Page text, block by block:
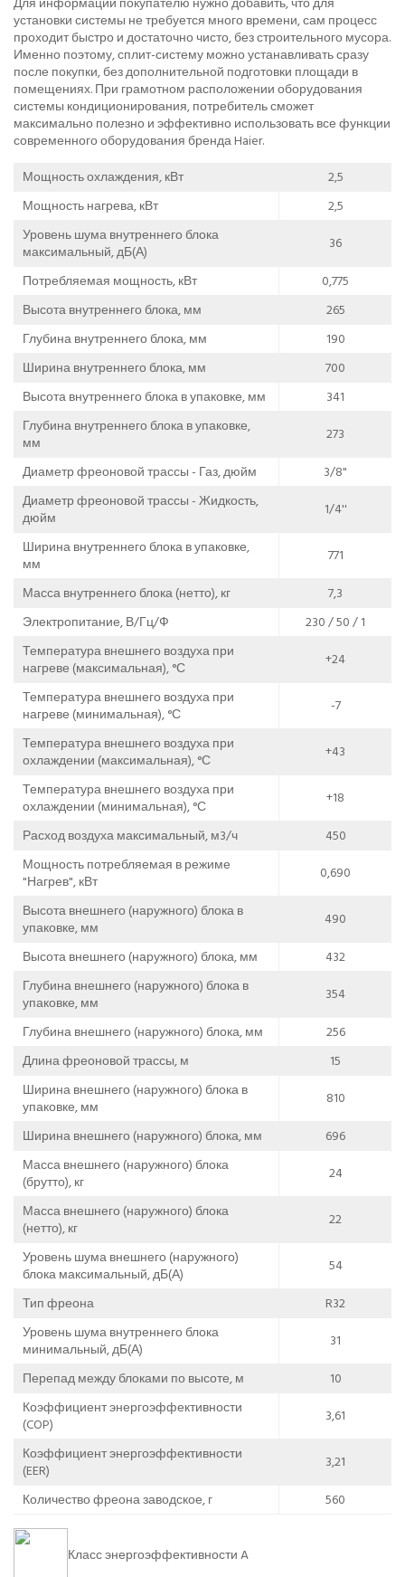
установки системы не требуется много времени, сам процесс
проходит быстро и достаточно чисто, без строительного мусора.
Именно поэтому, сплит-систему можно устанавливать сразу
после покупки, без дополнительной подготовки площади в
помещениях. При грамотном расположении оборудования
системы кондиционирования, потребитель сможет
максимально полезно и эффективно использовать все функции
современного оборудования бренда Haier.
Мощность охлаждения, кВт
2,5
Мощность нагрева, кВт
2,5
Уровень шума внутреннего блока
максимальный, дБ(А)
36
Потребляемая мощность, кВт
0,775
Высота внутреннего блока, мм
265
Глубина внутреннего блока, мм
190
Ширина внутреннего блока, мм
700
Высота внутреннего блока в упаковке, мм
341
Глубина внутреннего блока в упаковке,
мм
273
Диаметр фреоновой трассы - Газ, дюйм
3/8"
Диаметр фреоновой трассы - Жидкость,
дюйм
1/4''
Ширина внутреннего блока в упаковке,
мм
771
Масса внутреннего блока (нетто), кг
7,3
Электропитание, В/Гц/Ф
230 / 50 / 1
Температура внешнего воздуха при
нагреве (максимальная), °С
+24
Температура внешнего воздуха при
нагреве (минимальная), °С
-7
Температура внешнего воздуха при
охлаждении (максимальная), °С
+43
Температура внешнего воздуха при
охлаждении (минимальная), °С
+18
Расход воздуха максимальный, м3/ч
450
Мощность потребляемая в режиме
"Нагрев", кВт
0,690
Высота внешнего (наружного) блока в
упаковке, мм
490
Высота внешнего (наружного) блока, мм
432
Глубина внешнего (наружного) блока в
упаковке, мм
354
Глубина внешнего (наружного) блока, мм
256
Длина фреоновой трассы, м
15
Ширина внешнего (наружного) блока в
упаковке, мм
810
Ширина внешнего (наружного) блока, мм
696
Масса внешнего (наружного) блока
(брутто), кг
24
Масса внешнего (наружного) блока
(нетто), кг
22
Уровень шума внешнего (наружного)
блока максимальный, дБ(А)
54
Тип фреона
R32
Уровень шума внутреннего блока
минимальный, дБ(А)
31
Перепад между блоками по высоте, м
10
Коэффициент энергоэффективности
(COP)
3,61
Коэффициент энергоэффективности
(EER)
3,21
Количество фреона заводское, г
560
Класс энергоэффективности A